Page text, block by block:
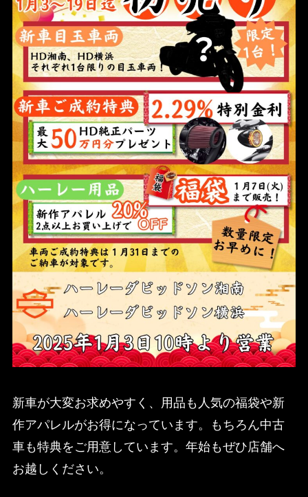
新車が大変お求めやすく、用品も人気の福袋や新
作アパレルがお得になっています。もちろん中古
車も特典をご用意しています。年始もぜひ店舗へ
お越しください。